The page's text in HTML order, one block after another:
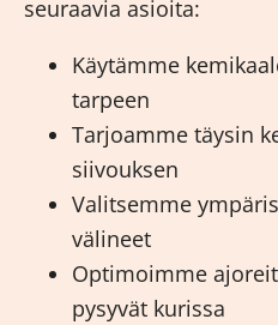
seuraavia asioita:
Käytämme
tarpeen
Tarjoamme täysin
siivouksen
Valitsemme
välineet
Optimoimme
pysyvät kurissa